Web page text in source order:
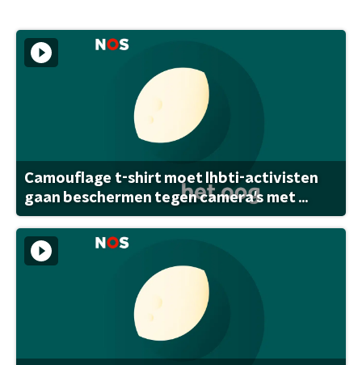
Camouflage t-shirt moet lhbti-activisten
gaan beschermen tegen camera's met ...